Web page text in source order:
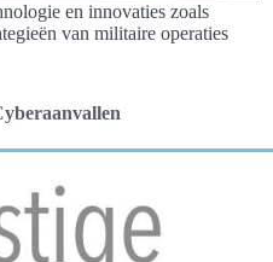
en innovaties zoals
van militaire operaties